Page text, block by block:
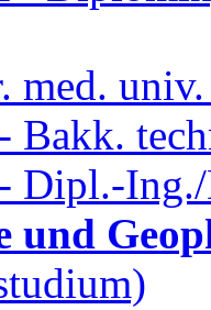
med.
- Bakk.
- Dipl.-
und